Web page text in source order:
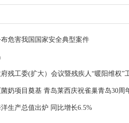
危害我国国家安全典型案件
残工委(扩大）会议暨残疾人“暖阳维权”
奶项目奠基 青岛莱西庆祝雀巢青岛30周
生产总值出炉 同比增长6.5%